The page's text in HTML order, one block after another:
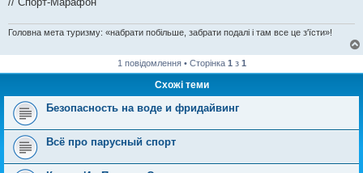
Головна мета туризму: «набрати побільше, забрати подалі і там все це з'їсти»!
1 повідомлення • Сторінка 1 з 1
Схожі теми
Безопасность на воде и фридайвинг
Всё про парусный спорт